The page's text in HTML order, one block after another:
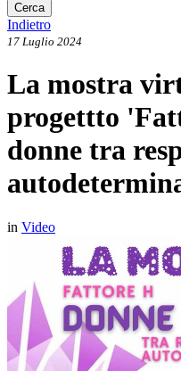
Cerca
Indietro
17 Luglio 2024
La mostra
progettto
donne tra
in Video